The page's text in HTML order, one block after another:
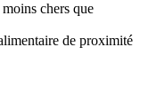
chers que
de proximité